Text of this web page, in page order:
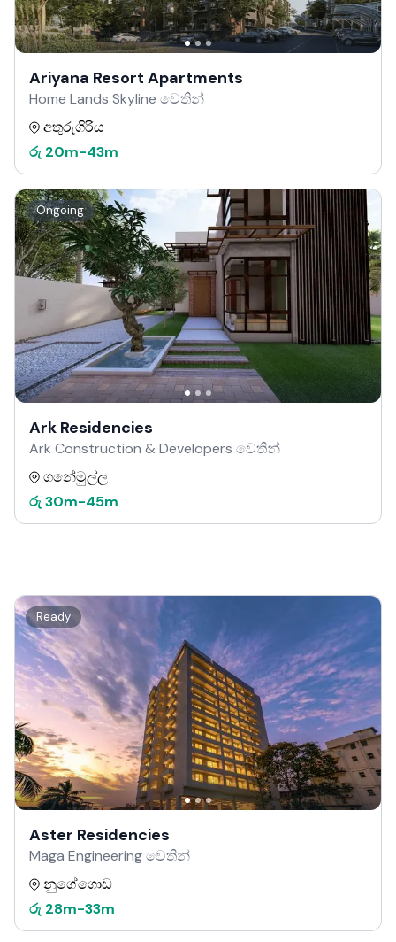
Ariyana Resort Apartments
Home Lands Skyline වෙතින්
අතුරුගිරිය
රු 20m-43m
Ongoing
Ark Residencies
Ark Construction & Developers වෙතින්
ගනේමුල්ල
රු 30m-45m
Ready
Aster Residencies
Maga Engineering වෙතින්
නුගේගොඩ
රු 28m-33m